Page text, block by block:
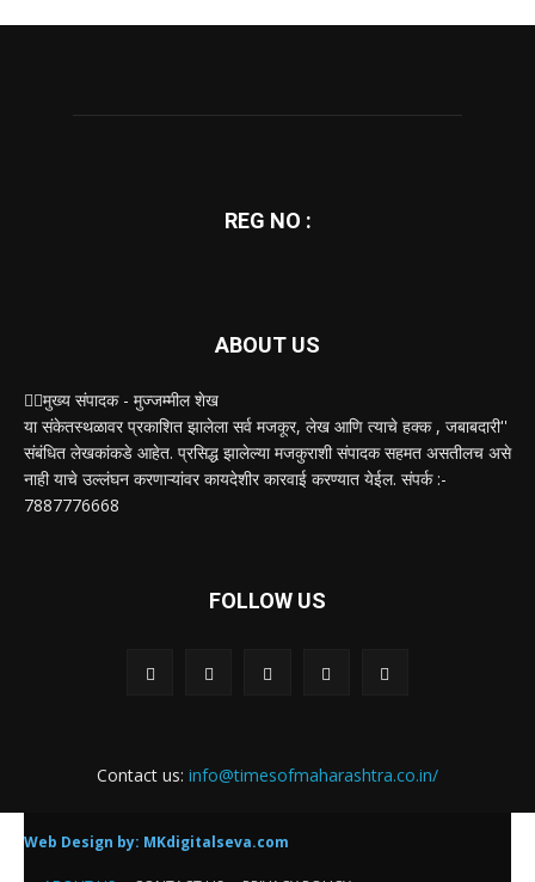
REG NO :
ABOUT US
✍🏻मुख्य संपादक - मुज्जम्मील शेख
या संकेतस्थळावर प्रकाशित झालेला सर्व मजकूर, लेख आणि त्याचे हक्क , जबाबदारी''
संबंधित लेखकांकडे आहेत. प्रसिद्ध झालेल्या मजकुराशी संपादक सहमत असतीलच असे
नाही याचे उल्लंघन करणाऱ्यांवर कायदेशीर कारवाई करण्यात येईल. संपर्क :-
7887776668
FOLLOW US
Contact us: info@timesofmaharashtra.co.in/
Web Design by: MKdigitalseva.com